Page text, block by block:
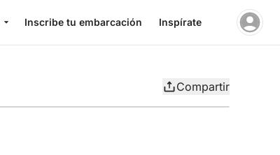
Inscribe tu embarcación Inspírate
Compartir